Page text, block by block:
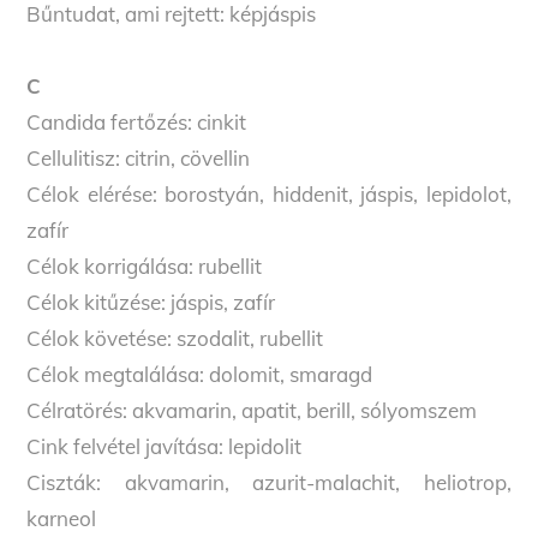
Bűntudat, ami rejtett: képjáspis
C
Candida fertőzés: cinkit
Cellulitisz: citrin, cövellin
Célok elérése: borostyán, hiddenit, jáspis, lepidolot,
zafír
Célok korrigálása: rubellit
Célok kitűzése: jáspis, zafír
Célok követése: szodalit, rubellit
Célok megtalálása: dolomit, smaragd
Célratörés: akvamarin, apatit, berill, sólyomszem
Cink felvétel javítása: lepidolit
Ciszták: akvamarin, azurit-malachit, heliotrop,
karneol